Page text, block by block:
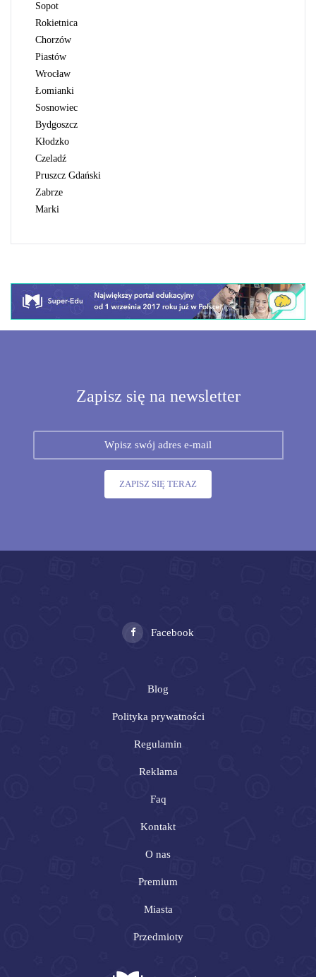
Sopot
Rokietnica
Chorzów
Piastów
Wrocław
Łomianki
Sosnowiec
Bydgoszcz
Kłodzko
Czeladź
Pruszcz Gdański
Zabrze
Marki
Zapisz się na newsletter
ZAPISZ SIĘ TERAZ
Blog
Polityka prywatności
Regulamin
Reklama
Faq
Kontakt
O nas
Premium
Miasta
Przedmioty
Facebook